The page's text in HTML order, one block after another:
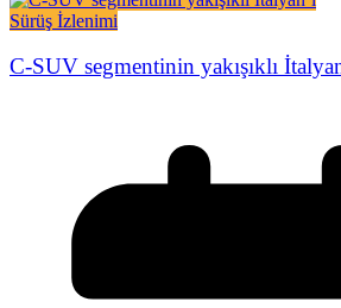
Sürüş İzlenimi
C-SUV segmentinin yakışıklı